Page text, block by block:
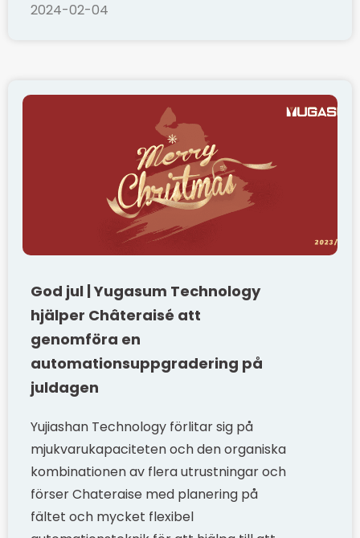
2024-02-04
God jul | Yugasum Technology
hjälper Châteraisé att
genomföra en
automationsuppgradering på
juldagen
Yujiashan Technology förlitar sig på
mjukvarukapaciteten och den organiska
kombinationen av flera utrustningar och
förser Chateraise med planering på
fältet och mycket flexibel